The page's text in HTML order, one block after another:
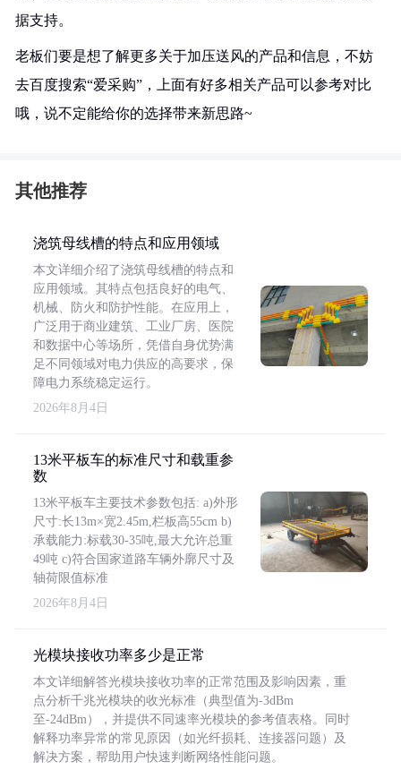
据支持。
老板们要是想了解更多关于加压送风的产品和信息，不妨
去百度搜索“爱采购”，上面有好多相关产品可以参考对比
哦，说不定能给你的选择带来新思路~
其他推荐
浇筑母线槽的特点和应用领域
本文详细介绍了浇筑母线槽的特点和
应用领域。其特点包括良好的电气、
机械、防火和防护性能。在应用上，
广泛用于商业建筑、工业厂房、医院
和数据中心等场所，凭借自身优势满
足不同领域对电力供应的高要求，保
障电力系统稳定运行。
2026年8月4日
13米平板车的标准尺寸和载重参
数
13米平板车主要技术参数包括: a)外形
尺寸:长13m×宽2.45m,栏板高55cm b)
承载能力:标载30-35吨,最大允许总重
49吨 c)符合国家道路车辆外廓尺寸及
轴荷限值标准
2026年8月4日
光模块接收功率多少是正常
本文详细解答光模块接收功率的正常范围及影响因素，重
点分析千兆光模块的收光标准（典型值为-3dBm
至-24dBm），并提供不同速率光模块的参考值表格。同时
解释功率异常的常见原因（如光纤损耗、连接器问题）及
解决方案，帮助用户快速判断网络性能问题。